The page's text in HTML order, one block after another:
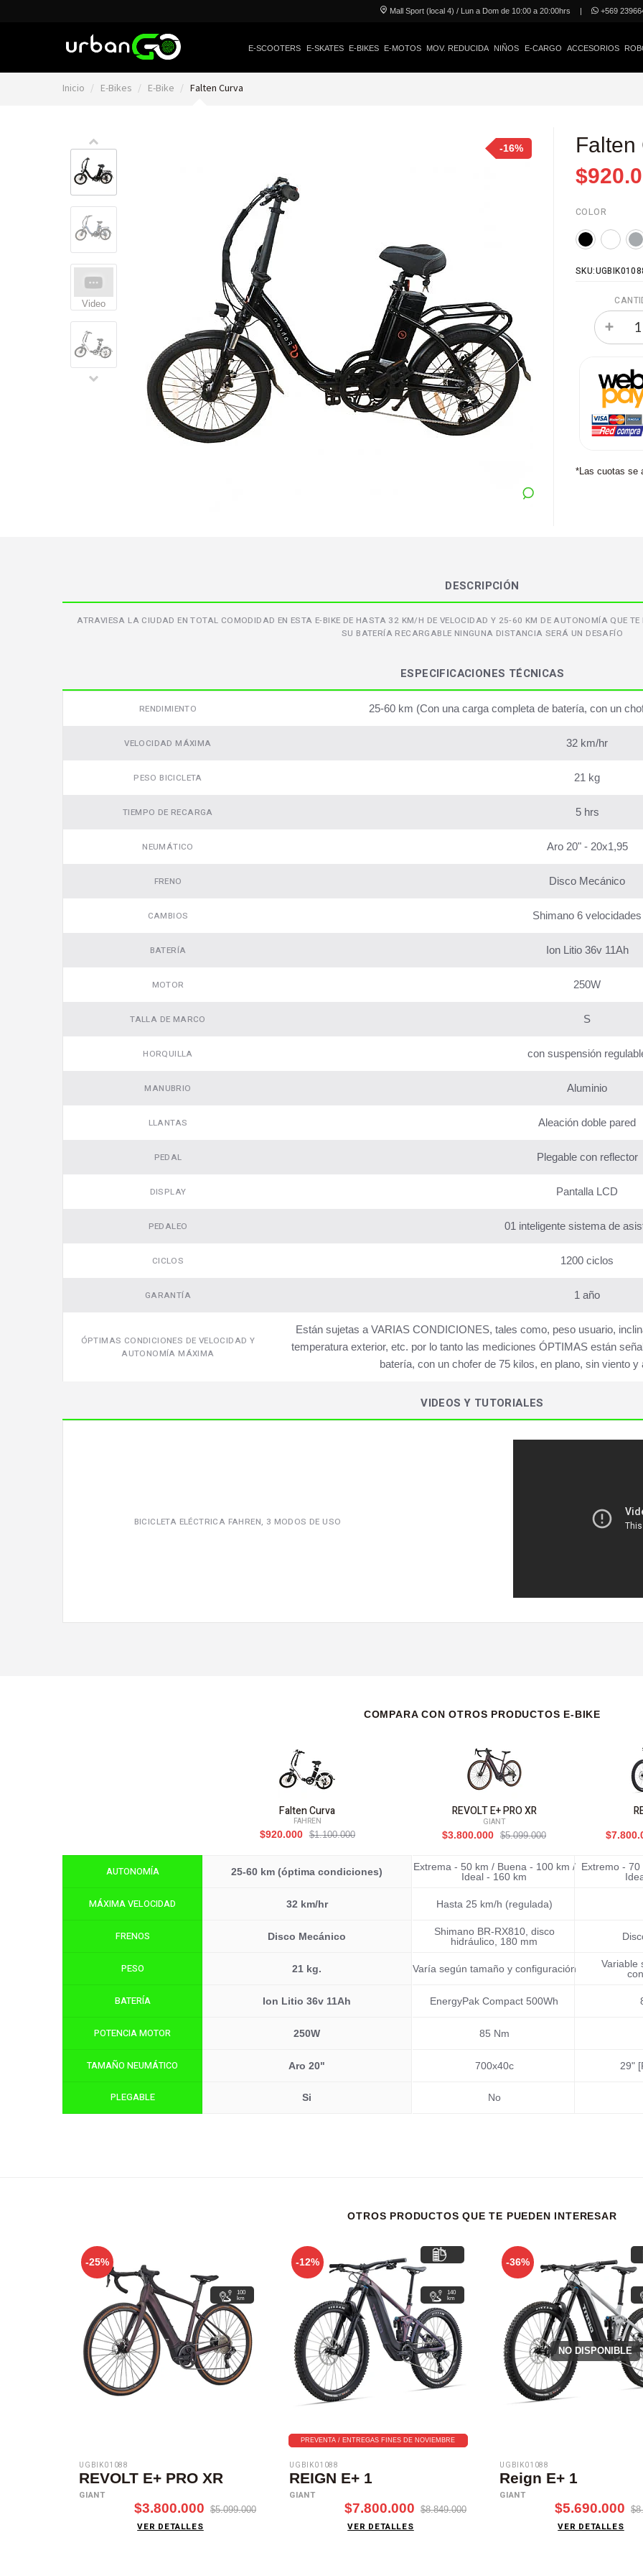
Mall Sport (local 4) / Lun a Dom de 10:00 a 20:00hrs | +569
E-SCOOTERS E-SKATES E-BIKES E-MOTOS MOV. REDUCIDA NIÑOS E-CARGO ACCESORIOS
Inicio E-Bikes E-Bike Falten Curva
-16%
Video
Falten
COLOR
*Las cuotas se
DESCRIPCIÓN
ATRAVIESA LA CIUDAD EN TOTAL COMODIDAD EN ESTA E-BIKE DE HASTA 32 KM/H DE VELOCIDAD Y 25-60 KM DE AUTONOMÍA QUE
SU BATERÍA RECARGABLE NINGUNA DISTANCIA SERÁ UN DESAFÍO
ESPECIFICACIONES TÉCNICAS
RENDIMIENTO 25-60 km (Con una carga completa de batería, con un
VELOCIDAD MÁXIMA 32 km/hr
PESO BICICLETA 21 kg
TIEMPO DE RECARGA 5 hrs
NEUMÁTICO Aro 20" - 20x1,95
FRENO Disco Mecánico
CAMBIOS Shimano 6 velocidades
BATERÍA Ion Litio 36v 11Ah
MOTOR 250W
TALLA DE MARCO S
HORQUILLA con suspensión
MANUBRIO Aluminio
LLANTAS Aleación doble pared
PEDAL Plegable con reflector
DISPLAY Pantalla LCD
PEDALEO 01 inteligente sistema de
CICLOS 1200 ciclos
GARANTÍA 1 año
ÓPTIMAS CONDICIONES DE VELOCIDAD Y
AUTONOMÍA MÁXIMA
Están sujetas a VARIAS CONDICIONES, tales como, peso usuario,
temperatura exterior, etc. por lo tanto las mediciones ÓPTIMAS están
batería, con un chofer de 75 kilos, en plano, sin viento
VIDEOS Y TUTORIALES
BICICLETA ELÉCTRICA FAHREN, 3 MODOS DE USO
COMPARA CON OTROS PRODUCTOS E-BIKE
AUTONOMÍA
MÁXIMA VELOCIDAD
FRENOS
PESO
BATERÍA
POTENCIA MOTOR
TAMAÑO NEUMÁTICO
PLEGABLE
Falten Curva
FAHREN
$920.000
$1.100.000
25-60 km (óptima condiciones)
32 km/hr
Disco Mecánico
21 kg.
Ion Litio 36v 11Ah
250W
Aro 20"
Si
REVOLT E+ PRO XR
GIANT
$3.800.000
$5.099.000
Extrema - 50 km / Buena - 100 km /
Ideal - 160 km
Hasta 25 km/h (regulada)
Shimano BR-RX810, disco
hidráulico, 180 mm
Varía según tamaño y configuración
EnergyPak Compact 500Wh
85 Nm
700x40c
No
Extremo -
Variable
29"
OTROS PRODUCTOS QUE TE PUEDEN INTERESAR
-25%
100
km
UGBIK01088
REVOLT E+ PRO XR
GIANT
$3.800.000 $5.099.000
VER DETALLES
-12%
140
km
PREVENTA / ENTREGAS FINES DE NOVIEMBRE
UGBIK01088
REIGN E+ 1
GIANT
$7.800.000 $8.849.000
VER DETALLES
-36%
NO DISPONIBLE
UGBIK01088
Reign E+ 1
GIANT
$5.690.000
VER DETALLES